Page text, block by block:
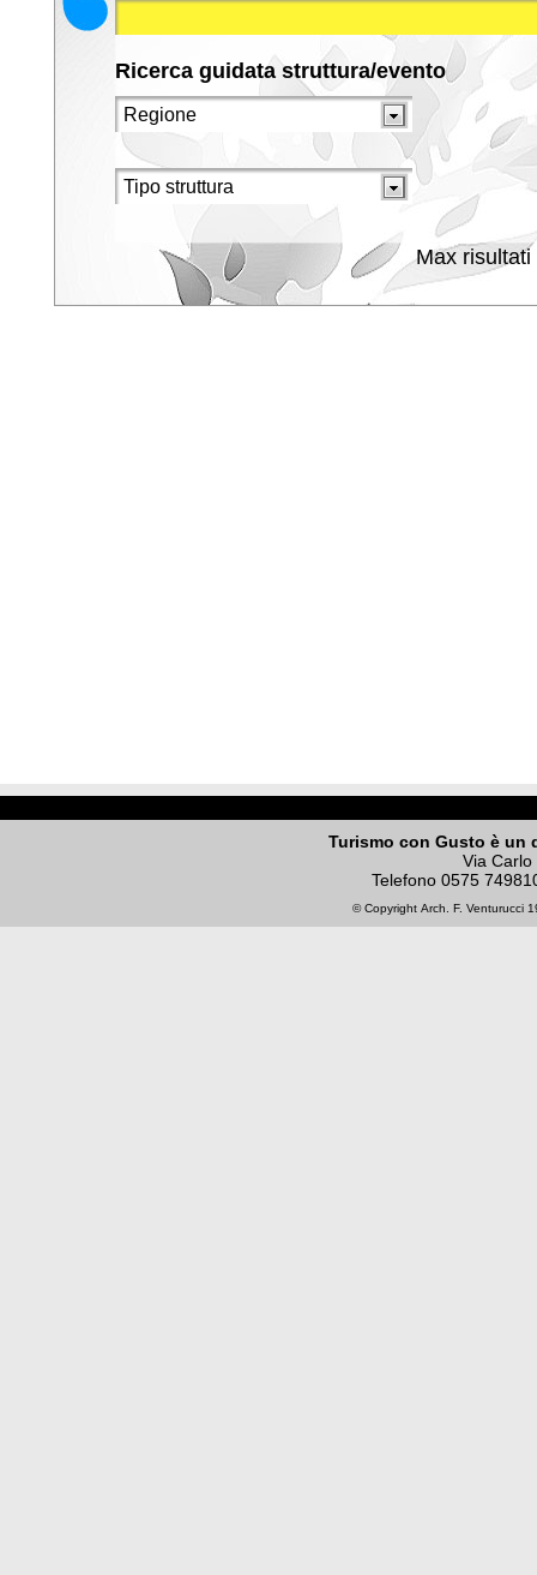
Ricerca guidata struttura/evento
Max risultati
Turismo con Gusto è un
Via
Telefono 0575
© Copyright Arch. F. Venturucci